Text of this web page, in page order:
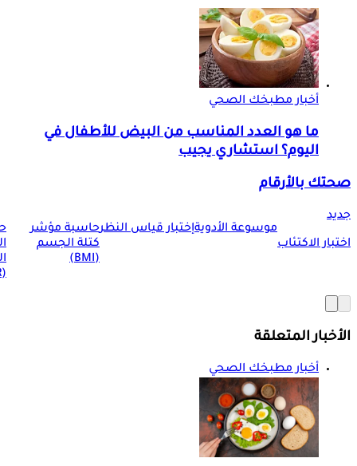
أخبار مطبخك الصحي
ما هو العدد المناسب من البيض للأطفال في
اليوم؟ استشاري يجيب
صحتك بالأرقام
جديد
اختبار الاكتئاب
موسوعة الأدويةإختبار قياس النظرحاسبة مؤشر
كتلة الجسم
(BMI)
(BMR)
الأخبار المتعلقة
أخبار مطبخك الصحي